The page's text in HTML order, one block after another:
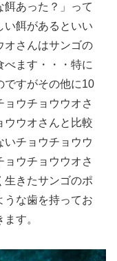
餌あった？」って
い餌があるといい
オさんはサンゴの
べます・・・特に
ですがその他に10
ウチョウウオさ
ウウオさんと比較
いチョウチョウウ
ウチョウウオさ
生きたサンゴのポ
うな歯を持ってお
す。